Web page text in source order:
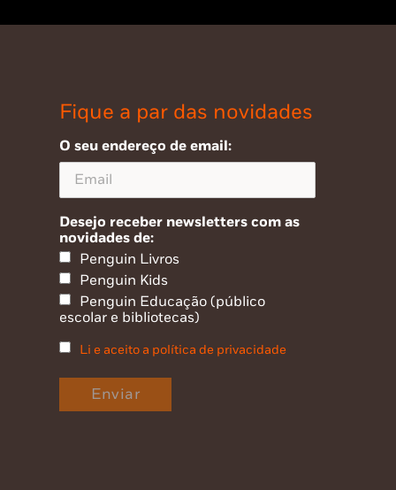
Fique a par das novidades
O seu endereço de email:
Desejo receber newsletters com as
novidades de:
Penguin Livros
Penguin Kids
Penguin Educação (público
escolar e bibliotecas)
Li e aceito a política de privacidade